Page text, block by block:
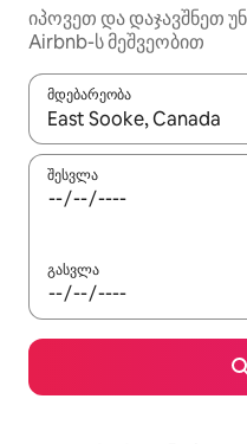
იპოვეთ და დაჯავშნეთ
Airbnb-ს მეშვეობით
მდებარეობა
როცა შედეგები
შესვლა
გასვლა